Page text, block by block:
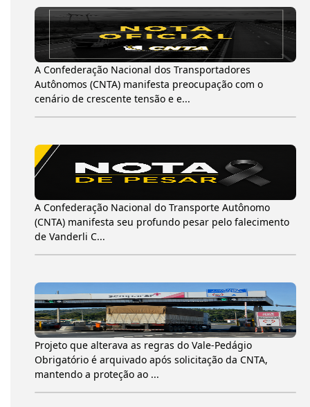
A Confederação Nacional dos Transportadores
Autônomos (CNTA) manifesta preocupação com o
cenário de crescente tensão e e...
A Confederação Nacional do Transporte Autônomo
(CNTA) manifesta seu profundo pesar pelo falecimento
de Vanderli C...
Projeto que alterava as regras do Vale-Pedágio
Obrigatório é arquivado após solicitação da CNTA,
mantendo a proteção ao ...